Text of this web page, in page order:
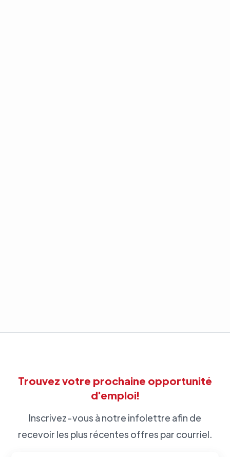
Trouvez votre prochaine opportunité
d'emploi!
Inscrivez-vous à notre infolettre afin de
recevoir les plus récentes offres par courriel.